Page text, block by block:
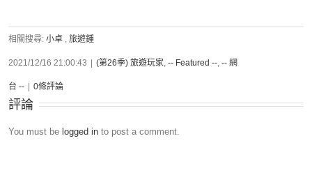
相關搜尋: 小卓 , 旅遊鍾
2021/12/16 21:00:43 (第26季) 旅遊玩家, -- Featured --, -- 網
台 -- 0條評論
評論
You must be logged in to post a comment.